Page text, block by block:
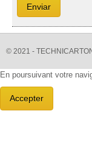
© 2021 -
En poursuivant votre
Accepter